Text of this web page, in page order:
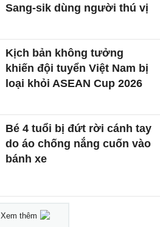
Sang-sik dùng người thú vị
Kịch bản không tưởng
khiến đội tuyển Việt Nam bị
loại khỏi ASEAN Cup 2026
Bé 4 tuổi bị đứt rời cánh tay
do áo chống nắng cuốn vào
bánh xe
Xem thêm